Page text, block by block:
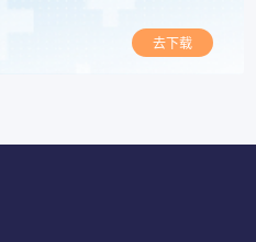
去下载